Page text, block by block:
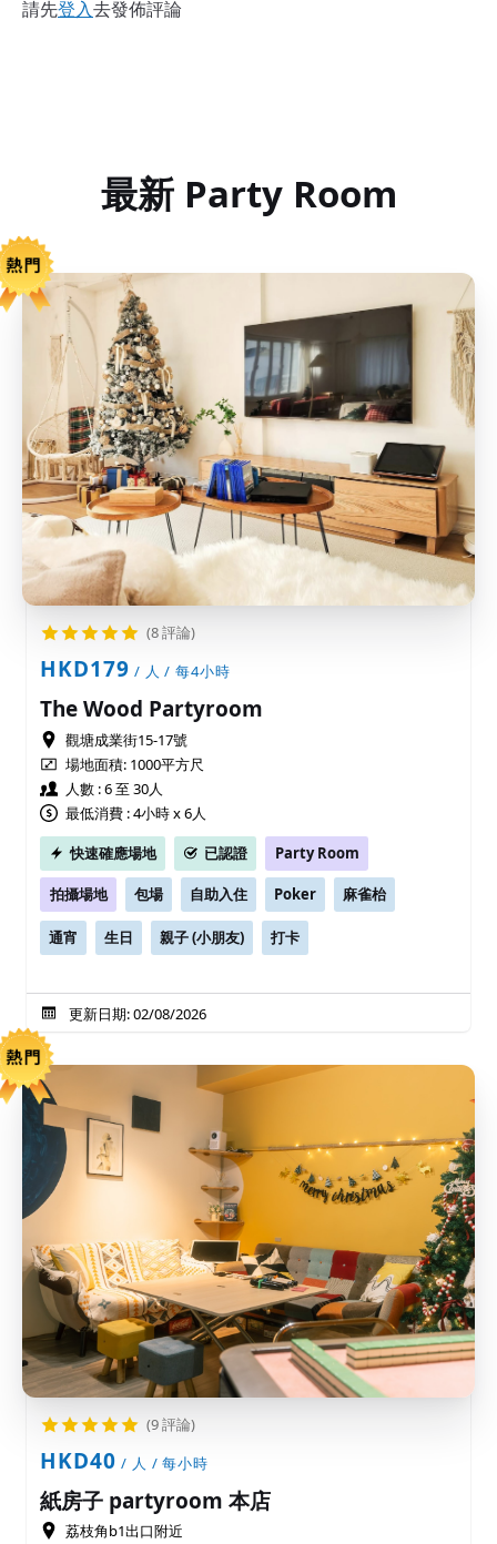
請先登入去發佈評論
最新 Party Room
(8 評論)
HKD179 / 人 / 每4小時
The Wood Partyroom
觀塘成業街15-17號
場地面積: 1000平方尺
人數 : 6 至 30人
最低消費 : 4小時 x 6人
快速確應場地
已認證 Party Room
拍攝場地 包場 自助入住 Poker 麻雀枱
通宵 生日 親子 (小朋友) 打卡
更新日期: 02/08/2026
(9 評論)
HKD40 / 人 / 每小時
紙房子 partyroom 本店
荔枝角b1出口附近